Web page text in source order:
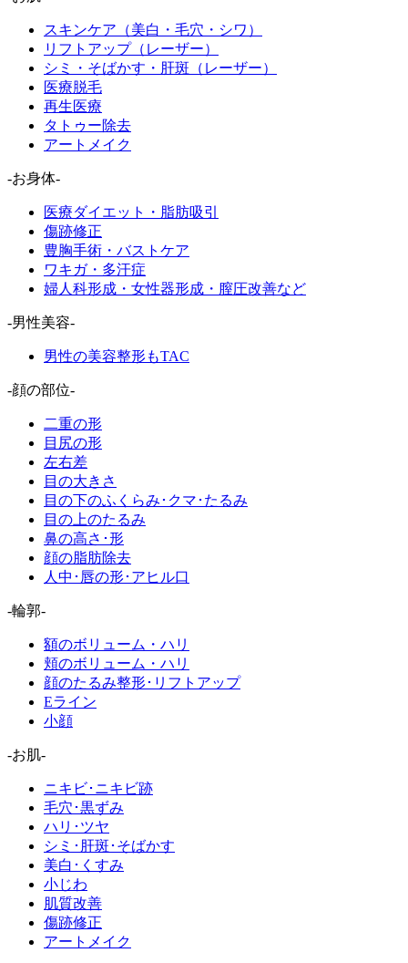
スキンケア（美白・毛穴・シワ）
リフトアップ（レーザー）
シミ・そばかす・肝斑（レーザー）
医療脱毛
再生医療
タトゥー除去
アートメイク
-お身体-
医療ダイエット・脂肪吸引
傷跡修正
豊胸手術・バストケア
ワキガ・多汗症
婦人科形成・女性器形成・膣圧改善など
-男性美容-
男性の美容整形もTAC
-顔の部位-
二重の形
目尻の形
左右差
目の大きさ
目の下のふくらみ･クマ･たるみ
目の上のたるみ
鼻の高さ･形
顔の脂肪除去
人中･唇の形･アヒル口
-輪郭-
額のボリューム・ハリ
頬のボリューム・ハリ
顔のたるみ整形･リフトアップ
Eライン
小顔
-お肌-
ニキビ･ニキビ跡
毛穴･黒ずみ
ハリ･ツヤ
シミ･肝斑･そばかす
美白･くすみ
小じわ
肌質改善
傷跡修正
アートメイク